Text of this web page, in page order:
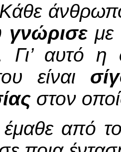
γνώρισεμε
Γι’ αυτό
είναι
στον
από